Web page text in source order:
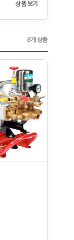
상품 보기
8개 상품